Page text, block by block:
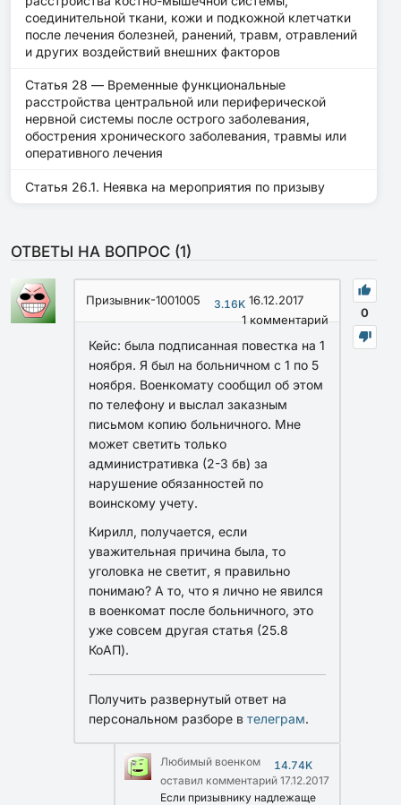
соединительной ткани, кожи и подкожной клетчатки
после лечения болезней, ранений, травм, отравлений
и других воздействий внешних факторов
Статья 28 — Временные функциональные
расстройства центральной или периферической
нервной системы после острого заболевания,
обострения хронического заболевания, травмы или
оперативного лечения
Статья 26.1. Неявка на мероприятия по призыву
ОТВЕТЫ НА ВОПРОС (1)
0
Призывник-1001005 3.16K 16.12.2017
1комментарий
Кейс: была подписанная повестка на 1
ноября. Я был на больничном с 1 по 5
ноября. Военкомату сообщил об этом
по телефону и выслал заказным
письмом копию больничного. Мне
может светить только
административка (2-3 бв) за
нарушение обязанностей по
воинскому учету.
Кирилл, получается, если
уважительная причина была, то
уголовка не светит, я правильно
понимаю? А то, что я лично не явился
в военкомат после больничного, это
уже совсем другая статья (25.8
КоАП).
Получить развернутый ответ на
персональном разборе в телеграм.
Любимый военком
14.74K
оставил комментарий 17.12.2017
Если призывнику надлежаще